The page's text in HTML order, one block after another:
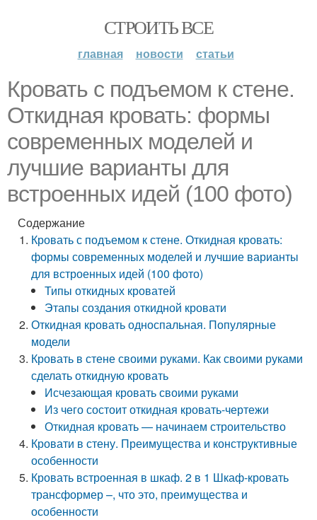
СТРОИТЬ ВСЕ
главная новости статьи
Кровать с подъемом к стене.
Откидная кровать: формы
современных моделей и
лучшие варианты для
встроенных идей (100 фото)
Содержание
Кровать с подъемом к стене. Откидная кровать:
формы современных моделей и лучшие варианты
для встроенных идей (100 фото)
Типы откидных кроватей
Этапы создания откидной кровати
Откидная кровать односпальная. Популярные
модели
Кровать в стене своими руками. Как своими руками
сделать откидную кровать
Исчезающая кровать своими руками
Из чего состоит откидная кровать-чертежи
Откидная кровать — начинаем строительство
Кровати в стену. Преимущества и конструктивные
особенности
Кровать встроенная в шкаф. 2 в 1 Шкаф-кровать
трансформер –, что это, преимущества и
особенности